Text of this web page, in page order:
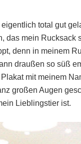
total gut
das mein Rucksack
denn in meinem
draußen so süß
mit meinem
großen Augen
Lieblingstier ist.